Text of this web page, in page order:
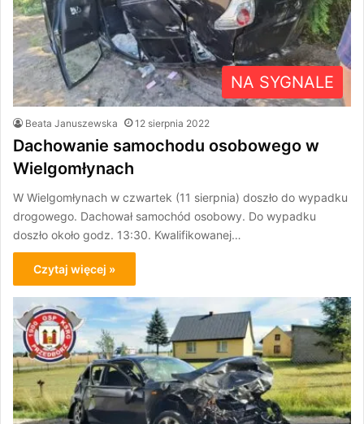
NA SYGNALE
Beata Januszewska 12 sierpnia 2022
Dachowanie samochodu osobowego w
Wielgomłynach
W Wielgomłynach w czwartek (11 sierpnia) doszło do wypadku
drogowego. Dachował samochód osobowy. Do wypadku
doszło około godz. 13:30. Kwalifikowanej…
Czytaj więcej »